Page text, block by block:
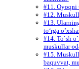
#11. Oyoqni
#12.
#13.
to‘rga
#14. To`sh
muskullar
#15.
baquvvat,